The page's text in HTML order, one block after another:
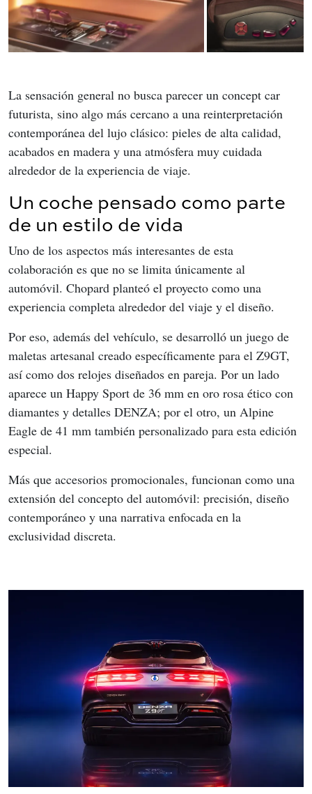
La sensación general no busca parecer un concept car
futurista, sino algo más cercano a una reinterpretación
contemporánea del lujo clásico: pieles de alta calidad,
acabados en madera y una atmósfera muy cuidada
alrededor de la experiencia de viaje.
Un coche pensado como parte
de un estilo de vida
Uno de los aspectos más interesantes de esta
colaboración es que no se limita únicamente al
automóvil. Chopard planteó el proyecto como una
experiencia completa alrededor del viaje y el diseño.
Por eso, además del vehículo, se desarrolló un juego de
maletas artesanal creado específicamente para el Z9GT,
así como dos relojes diseñados en pareja. Por un lado
aparece un Happy Sport de 36 mm en oro rosa ético con
diamantes y detalles DENZA; por el otro, un Alpine
Eagle de 41 mm también personalizado para esta edición
especial.
Más que accesorios promocionales, funcionan como una
extensión del concepto del automóvil: precisión, diseño
contemporáneo y una narrativa enfocada en la
exclusividad discreta.